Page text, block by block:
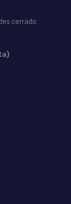
cerrado.